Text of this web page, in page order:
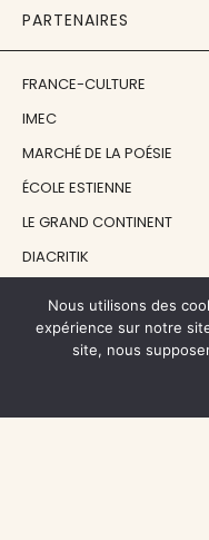
PARTENAIRES
FRANCE-CULTURE
IMEC
MARCHÉ DE LA POÉSIE
ÉCOLE ESTIENNE
LE GRAND CONTINENT
DIACRITIK
NOS SOUTIENS
CENTRE NATIONAL DU LIVRE
Nous utilisons des
expérience sur notre
site, nous